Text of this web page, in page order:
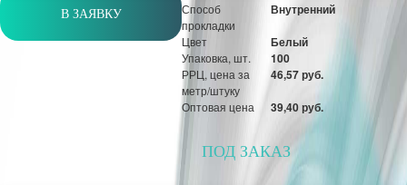
В ЗАЯВКУ
Способ
прокладки
Внутренний
Цвет Белый
Упаковка, шт. 100
РРЦ, цена за
метр/штуку
46,57 руб.
Оптовая цена 39,40 руб.
ПОД ЗАКАЗ